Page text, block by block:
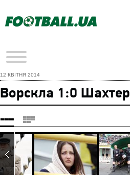
12 КВІТНЯ 2014
Ворскла 1:0 Шахтер